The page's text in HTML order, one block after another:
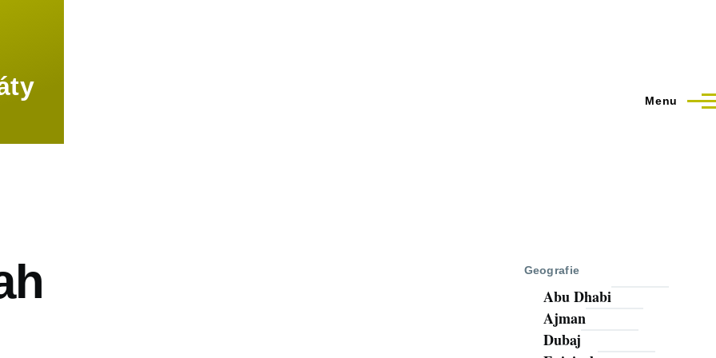
Menu
Geografie
Abu Dhabi
Ajman
Dubaj